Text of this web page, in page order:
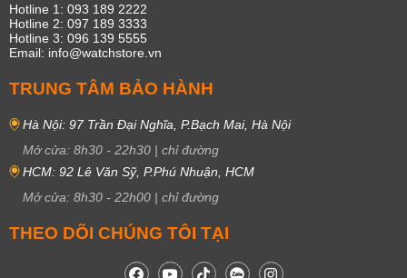
Hotline 1: 093 189 2222
Hotline 2: 097 189 3333
Hotline 3: 096 139 5555
Email: info@watchstore.vn
TRUNG TÂM BẢO HÀNH
Hà Nội: 97 Trần Đại Nghĩa, P.Bạch Mai, Hà Nội
Mở cửa: 8h30 - 22h30 | chỉ đường
HCM: 92 Lê Văn Sỹ, P.Phú Nhuận, HCM
Mở cửa: 8h30 - 22h00 | chỉ đường
THEO DÕI CHÚNG TÔI TẠI